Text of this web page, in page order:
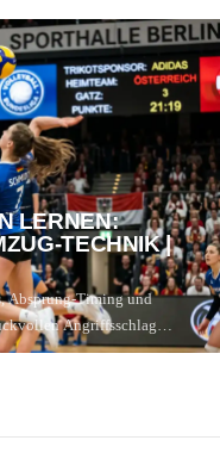
LERNEN:
TECHNIK |
Absprung-Timing und
Angriffsschlag…